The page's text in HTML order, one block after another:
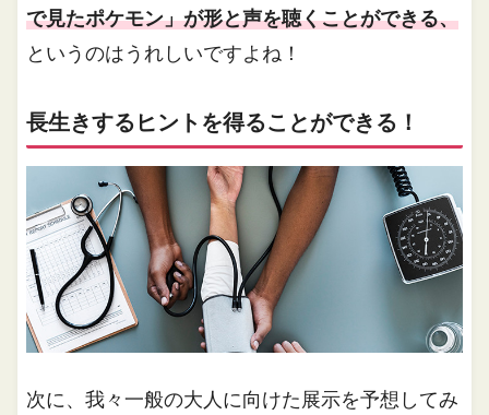
で見たポケモン」が形と声を聴くことができる、
というのはうれしいですよね！
長生きするヒントを得ることができる！
次に、我々一般の大人に向けた展示を予想してみ